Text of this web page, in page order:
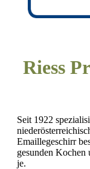
Riess
Seit 1922
Emaillegeschirr
gesunden Kochen
je.